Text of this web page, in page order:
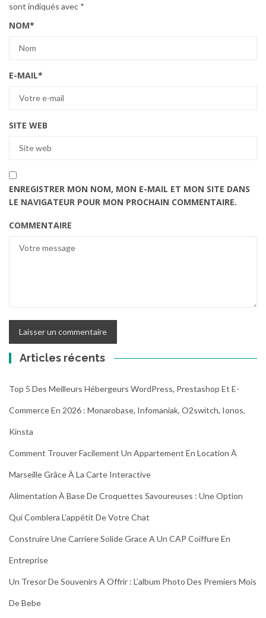
sont indiqués avec *
NOM*
E-MAIL*
SITE WEB
ENREGISTRER MON NOM, MON E-MAIL ET MON SITE DANS
LE NAVIGATEUR POUR MON PROCHAIN COMMENTAIRE.
COMMENTAIRE
Articles récents
Top 5 Des Meilleurs Hébergeurs WordPress, Prestashop Et E-
Commerce En 2026 : Monarobase, Infomaniak, O2switch, Ionos,
Kinsta
Comment Trouver Facilement Un Appartement En Location À
Marseille Grâce À La Carte Interactive
Alimentation À Base De Croquettes Savoureuses : Une Option
Qui Comblera L’appétit De Votre Chat
Construire Une Carriere Solide Grace A Un CAP Coiffure En
Entreprise
Un Tresor De Souvenirs A Offrir : L’album Photo Des Premiers Mois
De Bebe